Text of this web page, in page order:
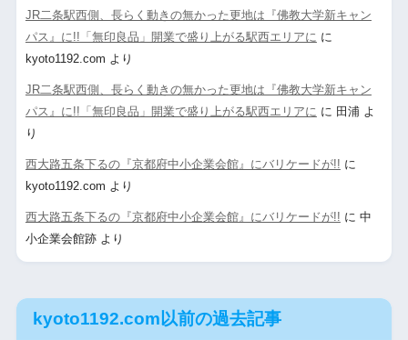
JR二条駅西側、長らく動きの無かった更地は『佛教大学新キャン
パス』に!!「無印良品」開業で盛り上がる駅西エリアに に
kyoto1192.com より
JR二条駅西側、長らく動きの無かった更地は『佛教大学新キャン
パス』に!!「無印良品」開業で盛り上がる駅西エリアに に 田浦よ
り
西大路五条下るの『京都府中小企業会館』にバリケードが!! に
kyoto1192.com より
西大路五条下るの『京都府中小企業会館』にバリケードが!! に 中
小企業会館跡より
kyoto1192.com以前の過去記事